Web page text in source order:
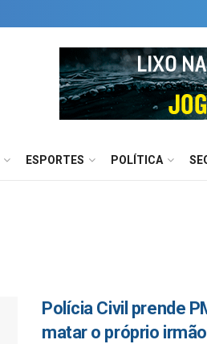
ESPORTES POLÍTICA
Polícia Civil prende
matar o próprio